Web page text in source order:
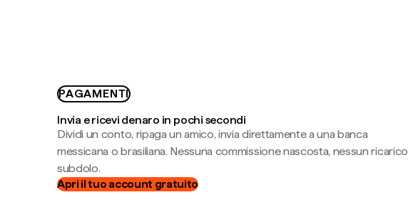
PAGAMENTI
Invia e ricevi denaro in pochi secondi
Dividi un conto, ripaga un amico, invia direttamente a una banca
messicana o brasiliana. Nessuna commissione nascosta, nessun ricarico
subdolo.
Apri il tuo account gratuito